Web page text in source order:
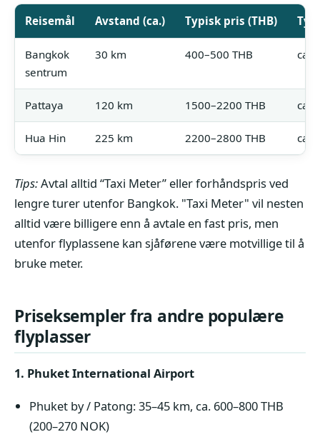
Reisemål Avstand (ca.) Typisk pris (THB)
Bangkok
sentrum
30 km 400–500 THB ca.
Pattaya 120 km 1500–2200 THB ca.
Hua Hin 225 km 2200–2800 THB ca.
Tips:Avtal alltid “Taxi Meter” eller forhåndspris ved
lengre turer utenfor Bangkok. "Taxi Meter" vil nesten
alltid være billigere enn å avtale en fast pris, men
utenfor flyplassene kan sjåførene være motvillige til å
bruke meter.
Priseksempler fra andre populære
flyplasser
1. Phuket International Airport
Phuket by / Patong: 35–45 km, ca. 600–800 THB
(200–270 NOK)